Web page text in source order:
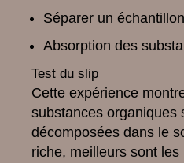
Séparer un
Absorption des
Test du slip
Cette expérience
substances organiques
décomposées dans le
riche, meilleurs sont